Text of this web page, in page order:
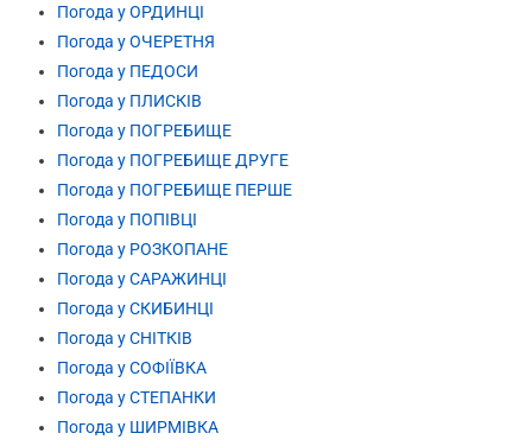
Погода у ОРДИНЦІ
Погода у ОЧЕРЕТНЯ
Погода у ПЕДОСИ
Погода у ПЛИСКІВ
Погода у ПОГРЕБИЩЕ
Погода у ПОГРЕБИЩЕ ДРУГЕ
Погода у ПОГРЕБИЩЕ ПЕРШЕ
Погода у ПОПІВЦІ
Погода у РОЗКОПАНЕ
Погода у САРАЖИНЦІ
Погода у СКИБИНЦІ
Погода у СНІТКІВ
Погода у СОФІЇВКА
Погода у СТЕПАНКИ
Погода у ШИРМІВКА